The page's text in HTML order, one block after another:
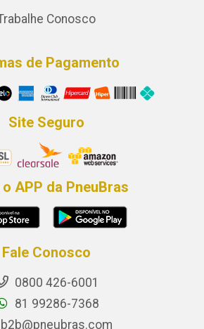
Conosco
de Pagamento
Site Seguro
o APP da PneuBras
Fale Conosco
0800 426-6001
81 99286-7368
b2b@pneubras.com